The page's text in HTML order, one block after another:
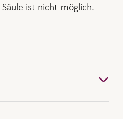
ist nicht möglich.